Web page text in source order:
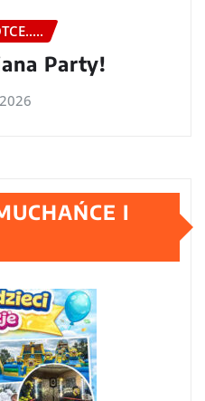
Party!
I